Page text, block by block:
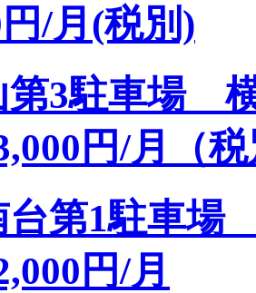
/月(税別)
第3駐車場
円/月（税
台第1駐車場
円/月